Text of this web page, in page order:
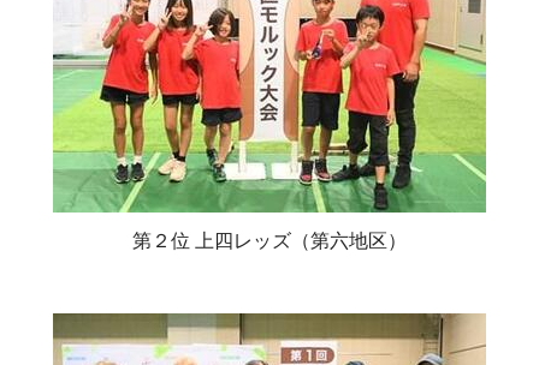
第２位 上四レッズ（第六地区）